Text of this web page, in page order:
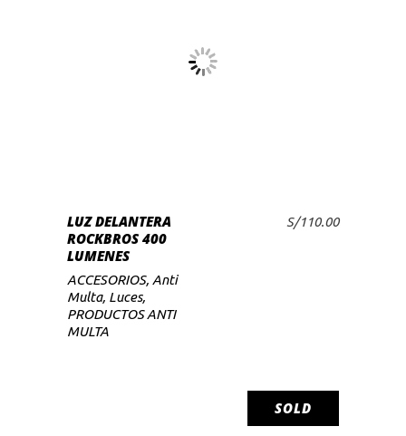
LEER MÁS
LUZ DELANTERA
ROCKBROS 400
LUMENES
S/110.00
ACCESORIOS, Anti
Multa, Luces,
PRODUCTOS ANTI
MULTA
SOLD